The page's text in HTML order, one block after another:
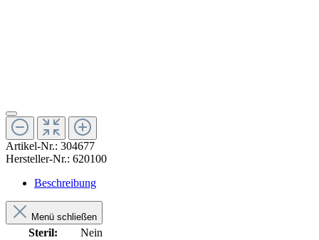
Artikel-Nr.: 304677
Hersteller-Nr.: 620100
Beschreibung
Menü schließen
Steril:
Nein